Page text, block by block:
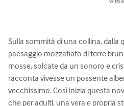
Sulla sommità di una collina, dalla
paesaggio mozzafiato di terre
mosse, solcate da un sonoro e
racconta vivesse un possente
vecchissimo. Così inizia questa
che per adulti, una vera e propria